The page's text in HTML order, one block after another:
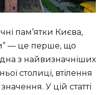
пам’ятки Києва,
— це перше, що
з найвизначніших
столиці, втілення
У цій статті